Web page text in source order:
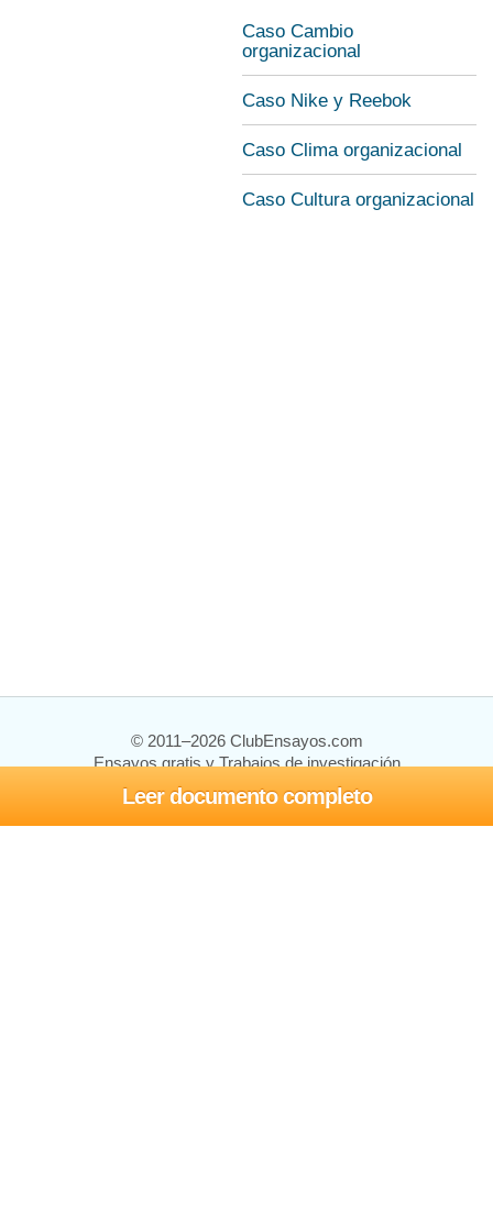
Leer documento completo
Caso Cambio
organizacional
Caso Nike y Reebok
Caso Clima organizacional
Caso Cultura organizacional
© 2011–2026 ClubEnsayos.com
Ensayos gratis y Trabajos de investigación